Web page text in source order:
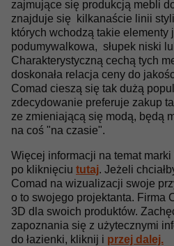
zajmujące się produkcją mebli
znajduje się kilkanaście linii
których wchodzą takie elementy
podumywalkowa, słupek niski
Charakterystyczną cechą tych
doskonała relacja ceny do
Comad cieszą się tak dużą
zdecydowanie preferuje zakup
ze zmieniającą się modą, będą
na coś "na czasie".
Więcej informacji na temat
po kliknięciu tutaj. Jeżeli
Comad na wizualizacji swoje
o to swojego projektanta. Firma
3D dla swoich produktów.
zapoznania się z użytecznymi
do łazienki, kliknij i przej dalej.